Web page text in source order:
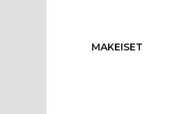
MAKEISET